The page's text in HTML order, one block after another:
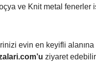
ve Knit metal fenerler
evin en keyifli
ziyaret